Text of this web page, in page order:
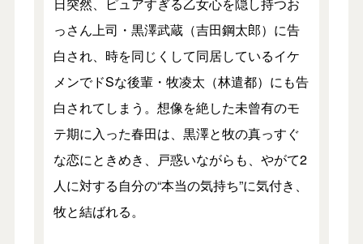
っさん上司・黒澤武蔵（吉田鋼太郎）に告
白され、時を同じくして同居しているイケ
メンでドSな後輩・牧凌太（林遣都）にも告
白されてしまう。想像を絶した未曾有のモ
テ期に入った春田は、黒澤と牧の真っすぐ
な恋にときめき、戸惑いながらも、やがて2
人に対する自分の“本当の気持ち”に気付き、
牧と結ばれる。